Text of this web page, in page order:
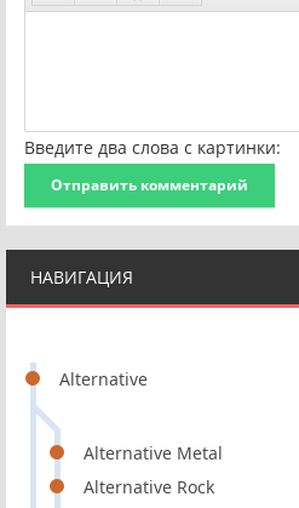
НАВИГАЦИЯ
Alternative
Alternative Metal
Alternative Rock
Введите два слова с картинки:
Отправить комментарий